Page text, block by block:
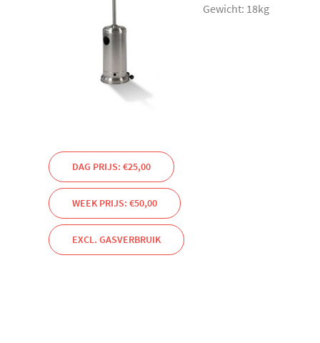
Gewicht: 18kg
DAG PRIJS: €25,00
WEEK PRIJS: €50,00
EXCL. GASVERBRUIK